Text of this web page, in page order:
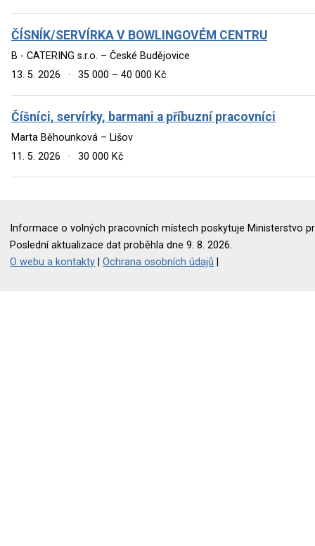
ČÍSNÍK/SERVÍRKA V BOWLINGOVÉM CENTRU
B - CATERING s.r.o. – České Budějovice
13. 5. 2026
· 35 000 – 40 000 Kč
Číšníci, servírky, barmani a příbuzní pracovníci
Marta Běhounková – Lišov
11. 5. 2026
· 30 000 Kč
Informace o volných pracovních místech poskytuje Ministerstvo
Poslední aktualizace dat proběhla dne 9. 8. 2026.
O webu a kontakty |Ochrana osobních údajů